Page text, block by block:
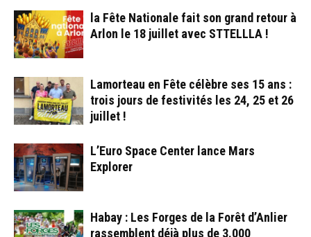
la Fête Nationale fait son grand retour à
Arlon le 18 juillet avec STTELLLA !
Lamorteau en Fête célèbre ses 15 ans :
trois jours de festivités les 24, 25 et 26
juillet !
L’Euro Space Center lance Mars
Explorer
Habay : Les Forges de la Forêt d’Anlier
rassemblent déjà plus de 3.000